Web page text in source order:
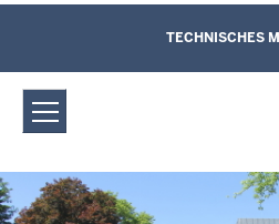
Amtsgericht Brakel:
Direkt zum Inhalt
Leichte Sprache,
und Kontaktformular
TECHNISCHES